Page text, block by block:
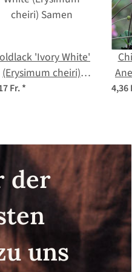
'Ivory White'
(Erysimum cheiri)
Fr.* 4,36
der
uns